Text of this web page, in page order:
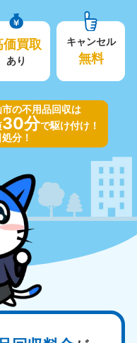
価買取
あり
キャンセル
無料
市の不用品回収は
30分で駆け付け！
分！